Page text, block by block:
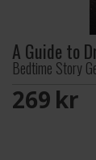
A Guide to
Bedtime Story
269 SEK